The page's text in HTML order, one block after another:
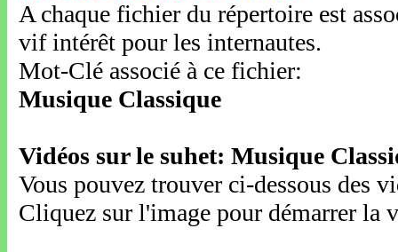
A chaque fichier du répertoire est
vif intérêt pour les internautes.
Mot-Clé associé à ce fichier:
Musique Classique
Vidéos sur le suhet: Musique
Vous pouvez trouver ci-dessous des
Cliquez sur l'image pour démarrer la